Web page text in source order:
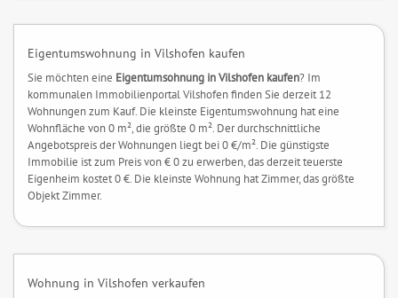
Eigentumswohnung in Vilshofen kaufen
Sie möchten eine Eigentumsohnung in Vilshofen kaufen? Im
kommunalen Immobilienportal Vilshofen finden Sie derzeit 12
Wohnungen zum Kauf. Die kleinste Eigentumswohnung hat eine
Wohnfläche von 0 m², die größte 0 m². Der durchschnittliche
Angebotspreis der Wohnungen liegt bei 0 €/m². Die günstigste
Immobilie ist zum Preis von € 0 zu erwerben, das derzeit teuerste
Eigenheim kostet 0 €. Die kleinste Wohnung hat Zimmer, das größte
Objekt Zimmer.
Wohnung in Vilshofen verkaufen